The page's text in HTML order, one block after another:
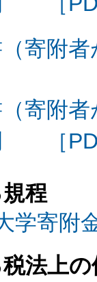
寄附
寄附
［
程
学寄附
法上の